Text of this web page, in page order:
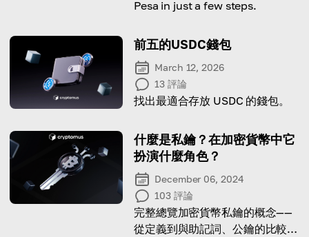
Pesa in just a few steps.
前五的USDC錢包
March 12, 2026
13 評論
找出最適合存放 USDC 的錢包。
什麼是私鑰？在加密貨幣中它
扮演什麼角色？
December 06, 2024
103 評論
完整總覽加密貨幣私鑰的概念——
從定義到與助記詞、公鑰的比較與